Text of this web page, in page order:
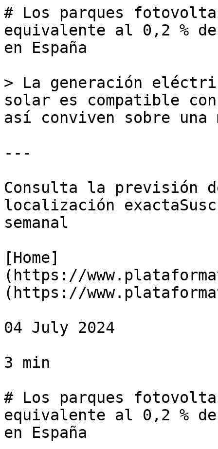
# Los parques
equivalente al 0,2 %
en España
> La generación
solar es compatible
así conviven sobre una
---
Consulta la previsión
localización
semanal
[Home]
(https://
(https://
04 July 2024
3 min
# Los parques
equivalente al 0,2 %
en España